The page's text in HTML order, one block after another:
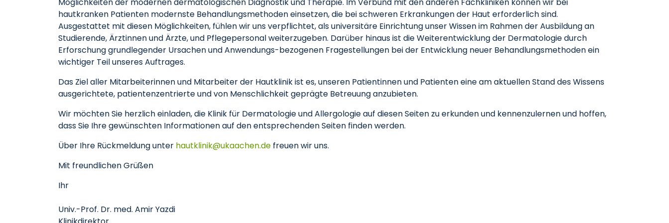
hautkranken Patienten modernste Behandlungsmethoden einsetzen, die bei schweren Erkrankungen der Haut erforderlich sind.
Ausgestattet mit diesen Möglichkeiten, fühlen wir uns verpflichtet, als universitäre Einrichtung unser Wissen im Rahmen der Ausbildung an
Studierende, Ärztinnen und Ärzte, und Pflegepersonal weiterzugeben. Darüber hinaus ist die Weiterentwicklung der Dermatologie durch
Erforschung grundlegender Ursachen und Anwendungs-bezogenen Fragestellungen bei der Entwicklung neuer Behandlungsmethoden ein
wichtiger Teil unseres Auftrages.
Das Ziel aller Mitarbeiterinnen und Mitarbeiter der Hautklinik ist es, unseren Patientinnen und Patienten eine am aktuellen Stand des Wissens
ausgerichtete, patientenzentrierte und von Menschlichkeit geprägte Betreuung anzubieten.
Wir möchten Sie herzlich einladen, die Klinik für Dermatologie und Allergologie auf diesen Seiten zu erkunden und kennenzulernen und hoffen,
dass Sie Ihre gewünschten Informationen auf den entsprechenden Seiten finden werden.
Über Ihre Rückmeldung unter hautklinik ukaachende freuen wir uns.
Mit freundlichen Grüßen
Ihr
Univ.-Prof. Dr. med. Amir Yazdi